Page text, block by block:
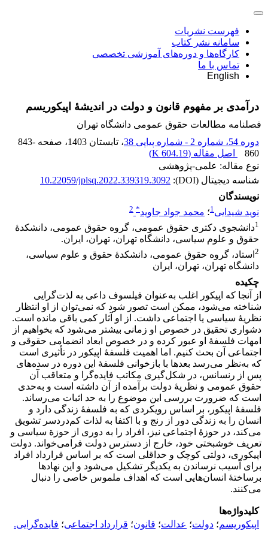
فهرست نشریات
سامانه نشر کتاب
کارگاه‌ها و دوره‌های آموزشی تخصصی
تماس با ما
English
درآمدی بر مفهوم قانون و دولت در اندیشۀ اپیکوریسم
فصلنامه مطالعات حقوق عمومی دانشگاه تهران
دوره 54، شماره 2 - شماره پیاپی 38
، تابستان 1403 ، صفحه 843-
860
اصل مقاله (604.19 K
)
نوع مقاله: علمی-پژوهشی
شناسه دیجیتال (DOI):
10.22059/jplsq.2022.339319.3092
نویسندگان
نوید شیدایی1؛ محمد جواد جاوید*
2
1دانشجوی دکتری حقوق عمومی، گروه حقوق عمومی، دانشکدۀ
حقوق و علوم سیاسی، دانشگاه تهران، تهران، ایران. ‏
2 استاد، گروه حقوق عمومی، دانشکدۀ حقوق و علوم سیاسی،
دانشگاه تهران، تهران، ایران‏
چکیده
از آنجا که اپیکور اغلب به‌عنوان فیلسوف داعی به لذت‌گرایی
شناخته می‌شود، ممکن است تصور شود که نمی‌توان از او انتظار
نظریۀ سیاسی یا اجتماعی داشت. از او آثار کمی باقی مانده است.
دشواری تحقیق در خصوص او زمانی بیشتر می‌شود که بخواهیم از
امهات فلسفۀ او عبور کرده و در خصوص ابعاد انضمامی حقوقی و
اجتماعی آن بحث کنیم. اما اهمیت فلسفۀ اپیکور در تأثیری است
که به‌نظر می‌رسد بعدها با بازخوانی فلسفۀ این دوره در سده‌های
پس از رنسانس، در شکل‌گیری مکاتب فایده‌گرا و متعاقب آن
حقوق عمومی و نظریۀ دولت برآمده از آن داشته است و به‌حدی
است که ضرورت بررسی این موضوع را به حد اثبات می‌رساند.
فلسفۀ اپیکور، بر اساس رویکردی که به فلسفۀ زندگی دارد و
انسان‌ را به زندگی دور از رنج و با اکتفا به لذات کم‌دردسر تشویق
می‌کند، در حوزۀ اجتماعی نیز، افراد را به دوری از حوزة سیاسی و
تعریف خوشبختی خود، خارج از دسترس دولت فرامی‌خواند. دولت
اپیکوری، دولتی کوچک و حداقلی است که بر اساس قرارداد افراد
برای آسیب نرساندن به یکدیگر تشکیل می‌شود و این نهادها
برساختۀ انسان‌هایی است که اهداف ملموس خاصی را دنبال
می‌کنند.
کلیدواژه‌ها
اپیکوریسم؛ دولت؛ عدالت؛ قانون؛ ‏قرارداد اجتماعی؛ فایده‌گرایی.‏